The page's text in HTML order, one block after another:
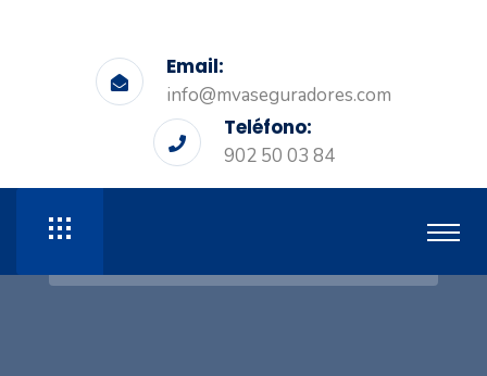
Email:
info@mvaseguradores.com
Teléfono:
902 50 03 84